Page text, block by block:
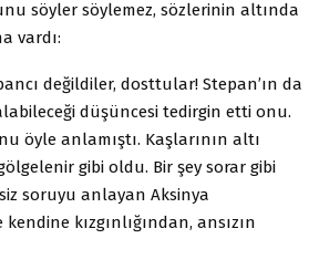
söyler söylemez, sözlerinin altında
vardı:
değildiler, dosttular! Stepan’ın da
düşüncesi tedirgin etti onu.
öyle anlamıştı. Kaşlarının altı
gibi oldu. Bir şey sorar gibi
soruyu anlayan Aksinya
kızgınlığından, ansızın